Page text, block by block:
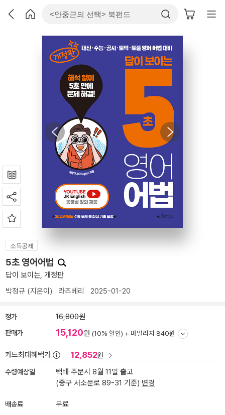
소득공제
5초 영어어법
답이 보이는, 개정판
박정규 (지은이) 라즈베리 2025-01-20
정가 16,800원
판매가 15,120원 (10% 할인) + 마일리지 840원
카드최대혜택가 12,852원
수령예상일
택배 주문시 8월 11일 출고
(중구 서소문로 89-31 기준) 변경
배송료
무료